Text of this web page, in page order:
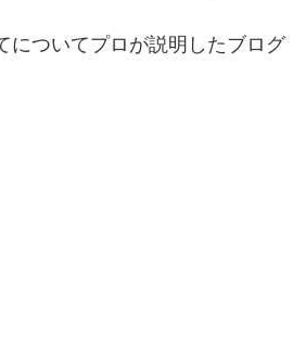
についてプロが説明したブログ